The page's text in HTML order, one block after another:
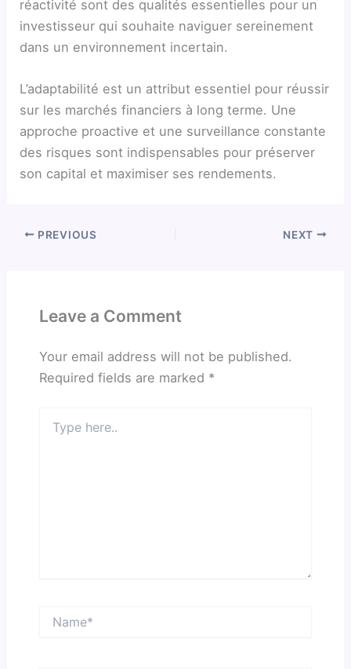
réactivité sont des qualités essentielles pour un
investisseur qui souhaite naviguer sereinement
dans un environnement incertain.
L’adaptabilité est un attribut essentiel pour réussir
sur les marchés financiers à long terme. Une
approche proactive et une surveillance constante
des risques sont indispensables pour préserver
son capital et maximiser ses rendements.
PREVIOUS NEXT
Leave a Comment
Your email address will not be published.
Required fields are marked *
here..